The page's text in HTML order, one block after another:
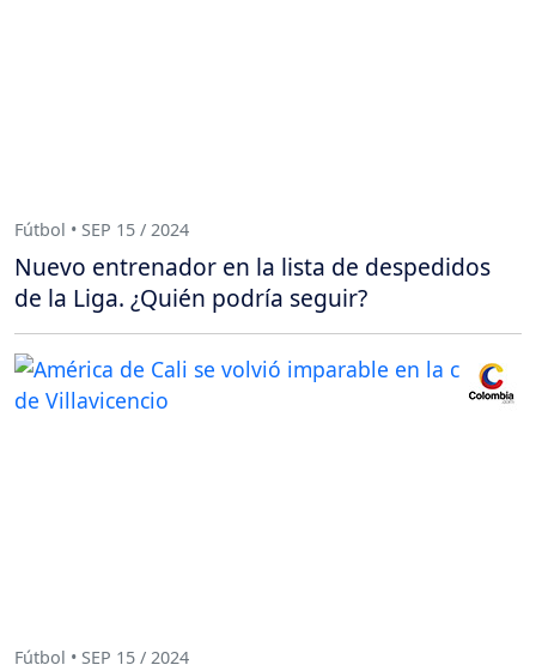
Fútbol • SEP 15 / 2024
Nuevo entrenador en la lista de despedidos
de la Liga. ¿Quién podría seguir?
Fútbol • SEP 15 / 2024